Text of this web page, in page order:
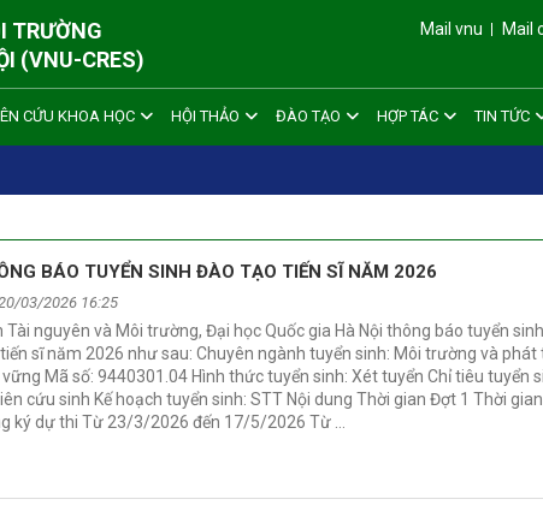
TRƯỜNG
(VNU-CRES)
Mail vnu Mail
CỨU KHOA HỌC HỘI THẢO ĐÀO TẠO HỢP TÁC TIN TỨC
20/03/2026 16:25
Tài nguyên và Môi trường, Đại học Quốc gia Hà Nội thông báo tuyển
sĩ năm 2026 như sau: Chuyên ngành tuyển sinh: Môi trường và phát
vững Mã số: 9440301.04 Hình thức tuyển sinh: Xét tuyển Chỉ tiêu tuyển
cứu sinh Kế hoạch tuyển sinh: STT Nội dung Thời gian Đợt 1 Thời
ký dự thi Từ 23/3/2026 đến 17/5/2026 Từ …